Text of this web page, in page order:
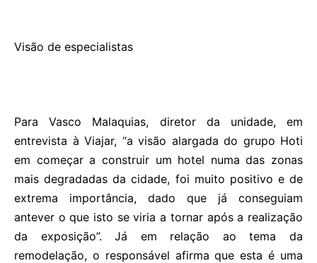
Visão de especialistas
Para Vasco Malaquias, diretor da unidade, em
entrevista à Viajar, “a visão alargada do grupo Hoti
em começar a construir um hotel numa das zonas
mais degradadas da cidade, foi muito positivo e de
extrema importância, dado que já conseguiam
antever o que isto se viria a tornar após a realização
da exposição”. Já em relação ao tema da
remodelação, o responsável afirma que esta é uma